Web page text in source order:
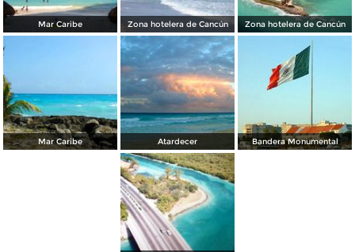
Mar Caribe Zona hotelera de Cancún Zona hotelera de Cancún
Mar Caribe Atardecer Bandera Monumental